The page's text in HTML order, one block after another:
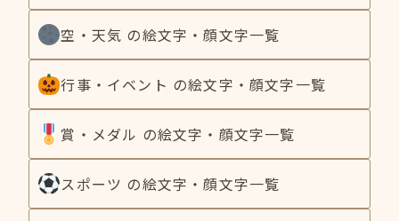
空・天気 の絵文字・顔文字一覧
行事・イベント の絵文字・顔文字一覧
賞・メダル の絵文字・顔文字一覧
スポーツ の絵文字・顔文字一覧